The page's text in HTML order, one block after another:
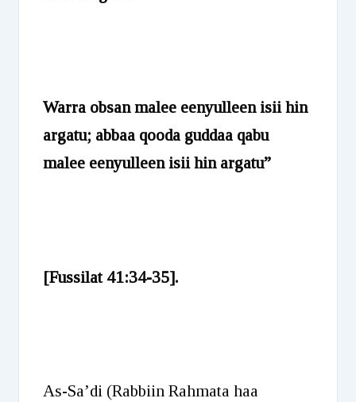
Warra obsan malee eenyulleen isii hin
argatu; abbaa qooda guddaa qabu
malee eenyulleen isii hin argatu”
[Fussilat 41:34-35].
As-Sa’di (Rabbiin Rahmata haa